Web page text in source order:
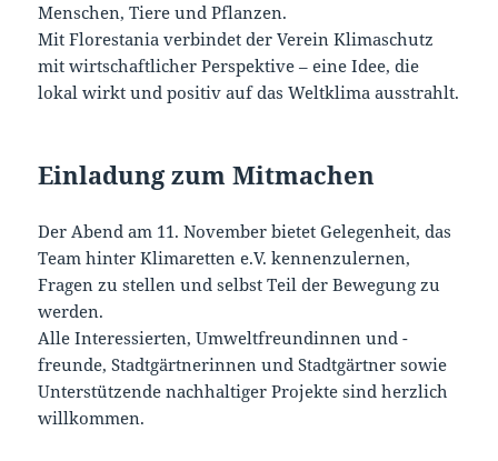
Menschen, Tiere und Pflanzen.
Mit Florestania verbindet der Verein Klimaschutz
mit wirtschaftlicher Perspektive – eine Idee, die
lokal wirkt und positiv auf das Weltklima ausstrahlt.
Einladung zum Mitmachen
Der Abend am 11. November bietet Gelegenheit, das
Team hinter Klimaretten e.V. kennenzulernen,
Fragen zu stellen und selbst Teil der Bewegung zu
werden.
Alle Interessierten, Umweltfreundinnen und -
freunde, Stadtgärtnerinnen und Stadtgärtner sowie
Unterstützende nachhaltiger Projekte sind herzlich
willkommen.